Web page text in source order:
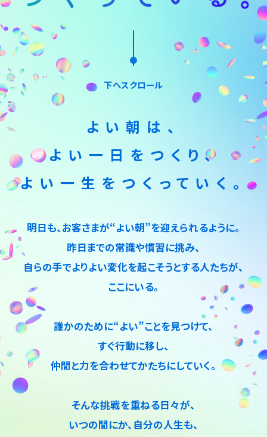
下へスクロール
よい朝は、
よい一日をつくり、
よい一生をつくっていく。
明日も、お客さまが“よい朝”を迎えられるように。
昨日までの常識や慣習に挑み、
自らの手でよりよい変化を起こそうとする人たちが、
ここにいる。
誰かのために“よい”ことを見つけて、
すぐ行動に移し、
仲間と力を合わせてかたちにしていく。
そんな挑戦を重ねる日々が、
いつの間にか、自分の人生も、